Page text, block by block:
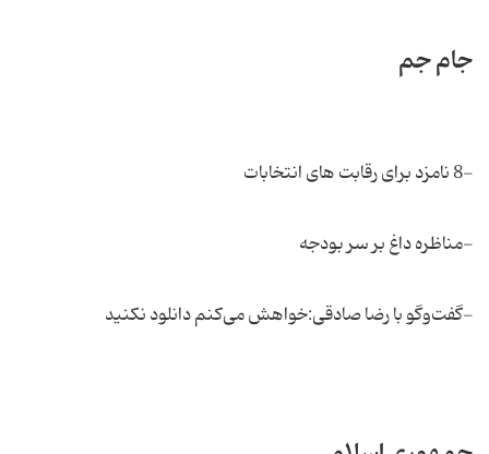
جام جم
-8 نامزد برای رقابت های انتخابات
-مناظره داغ بر سر بودجه
-گفت‌و‌گو با رضا صادقی:خواهش می‌کنم دانلود نکنید